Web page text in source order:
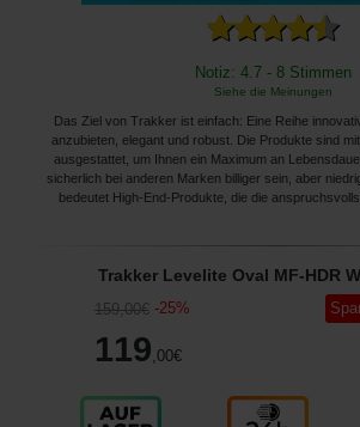
Notiz: 4.7 - 8 Stimmen
Siehe die Meinungen
Das Ziel von Trakker ist einfach: Eine Reihe
anzubieten, elegant und robust. Die Produkte sind
ausgestattet, um Ihnen ein Maximum an
sicherlich bei anderen Marken billiger sein, aber
bedeutet High-End-Produkte, die die
Trakker Levelite Oval MF-HDR
159,00€ -25%
119 ,00€